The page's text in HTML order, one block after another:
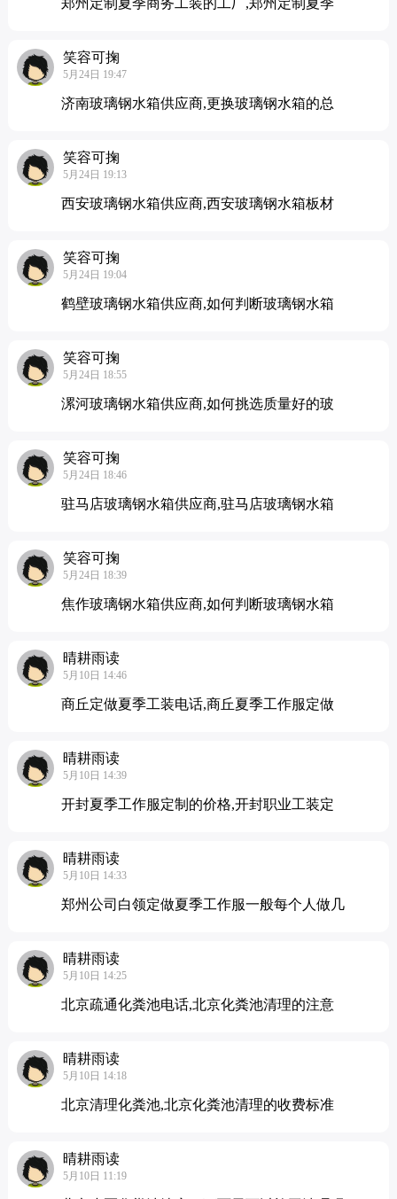
郑州定制夏季商务工装的工厂,郑州定制夏季
笑容可掬
5月24日 19:47
济南玻璃钢水箱供应商,更换玻璃钢水箱的总
笑容可掬
5月24日 19:13
西安玻璃钢水箱供应商,西安玻璃钢水箱板材
笑容可掬
5月24日 19:04
鹤壁玻璃钢水箱供应商,如何判断玻璃钢水箱
笑容可掬
5月24日 18:55
漯河玻璃钢水箱供应商,如何挑选质量好的玻
笑容可掬
5月24日 18:46
驻马店玻璃钢水箱供应商,驻马店玻璃钢水箱
笑容可掬
5月24日 18:39
焦作玻璃钢水箱供应商,如何判断玻璃钢水箱
晴耕雨读
5月10日 14:46
商丘定做夏季工装电话,商丘夏季工作服定做
晴耕雨读
5月10日 14:39
开封夏季工作服定制的价格,开封职业工装定
晴耕雨读
5月10日 14:33
郑州公司白领定做夏季工作服一般每个人做几
晴耕雨读
5月10日 14:25
北京疏通化粪池电话,北京化粪池清理的注意
晴耕雨读
5月10日 14:18
北京清理化粪池,北京化粪池清理的收费标准
晴耕雨读
5月10日 11:19